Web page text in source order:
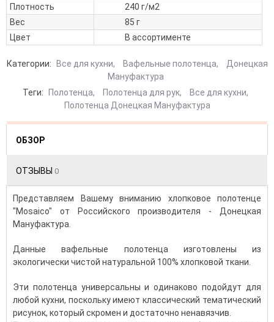
Плотность
240 г/м2
Вес
85 г
Цвет
В ассортименте
Категории: Все для кухни, Вафельные полотенца,
Донецкая
Мануфактура
Теги:
Полотенца, Полотенца для рук, Все для кухни,
Полотенца Донецкая Мануфактура
ОБЗОР
ОТЗЫВЫ 0
Представляем Вашему вниманию хлопковое полотенце
"Mosaico" от Российского производителя - Донецкая
Мануфактура.
Данные вафельные полотенца изготовлены из
экологически чистой натуральной 100% хлопковой ткани.
Эти полотенца универсальны и одинаково подойдут для
любой кухни, поскольку имеют классический тематический
рисунок, который скромен и достаточно ненавязчив.